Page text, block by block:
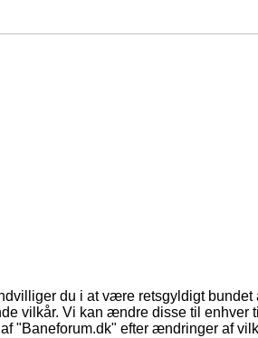
du i at være retsgyldigt
vilkår. Vi kan ændre disse til enhver
"Baneforum.dk" efter ændringer af